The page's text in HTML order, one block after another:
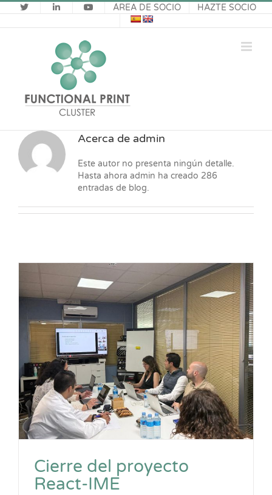
Saltar
al
contenido
ÁREA DE SOCIO HAZTE SOCIO
Acerca de admin
Este autor no presenta ningún detalle.
Hasta ahora admin ha creado 286
entradas de blog.
Cierre del proyecto
React-IME